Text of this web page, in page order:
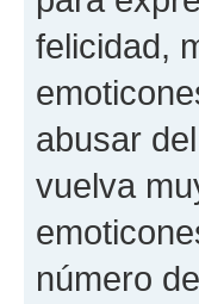
felicidad,
abusar
vuelva
número